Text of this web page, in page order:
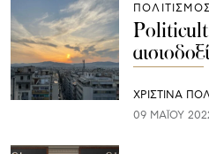
ΧΡΙΣΤΙΝΑ
09 ΜΑΪ́ΟΥ